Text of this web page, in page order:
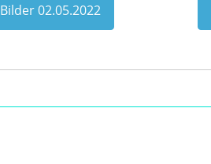
Bilder 02.05.2022